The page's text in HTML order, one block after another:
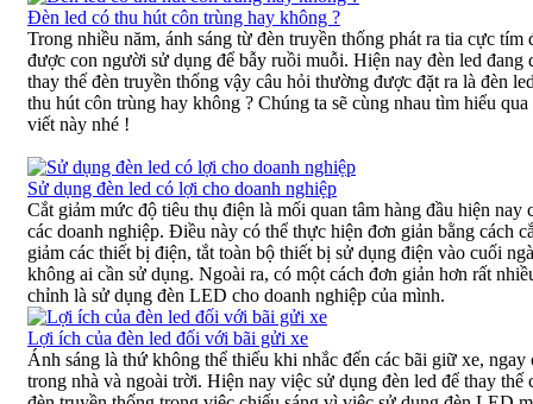
Đèn led có thu hút côn trùng hay không ?
Trong nhiều năm, ánh sáng từ đèn truyền thống phát ra tia cực tím
được con người sử dụng để bẫy ruồi muỗi. Hiện nay đèn led đang
thay thế đèn truyền thống vậy câu hỏi thường được đặt ra là đèn
thu hút côn trùng hay không ? Chúng ta sẽ cùng nhau tìm hiểu qua
viết này nhé !
Sử dụng đèn led có lợi cho doanh nghiệp
Cắt giảm mức độ tiêu thụ điện là mối quan tâm hàng đầu hiện nay
các doanh nghiệp. Điều này có thể thực hiện đơn giản bằng cách
giảm các thiết bị điện, tắt toàn bộ thiết bị sử dụng điện vào cuối
không ai cần sử dụng. Ngoài ra, có một cách đơn giản hơn rất
chỉnh là sử dụng đèn LED cho doanh nghiệp của mình.
Lợi ích của đèn led đối với bãi gửi xe
Ánh sáng là thứ không thể thiếu khi nhắc đến các bãi giữ xe, ngay
trong nhà và ngoài trời. Hiện nay việc sử dụng đèn led để thay thế